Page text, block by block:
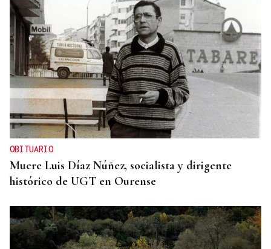
OBITUARIO
Muere Luis Díaz Núñez, socialista y dirigente
histórico de UGT en Ourense